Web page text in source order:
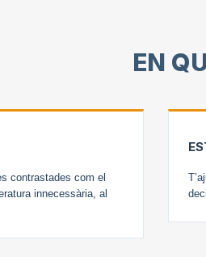
EN
contrastades com el
innecessària, al